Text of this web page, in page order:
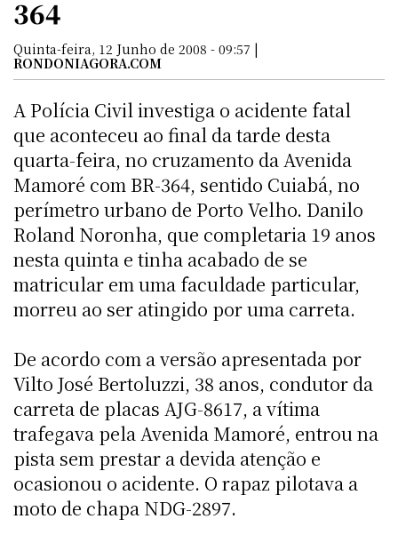
364
Quinta-feira, 12 Junho de 2008 - 09:57 |
RONDONIAGORA.COM
A Polícia Civil investiga o acidente fatal
que aconteceu ao final da tarde desta
quarta-feira, no cruzamento da Avenida
Mamoré com BR-364, sentido Cuiabá, no
perímetro urbano de Porto Velho. Danilo
Roland Noronha, que completaria 19 anos
nesta quinta e tinha acabado de se
matricular em uma faculdade particular,
morreu ao ser atingido por uma carreta.
De acordo com a versão apresentada por
Vilto José Bertoluzzi, 38 anos, condutor da
carreta de placas AJG-8617, a vítima
trafegava pela Avenida Mamoré, entrou na
pista sem prestar a devida atenção e
ocasionou o acidente. O rapaz pilotava a
moto de chapa NDG-2897.